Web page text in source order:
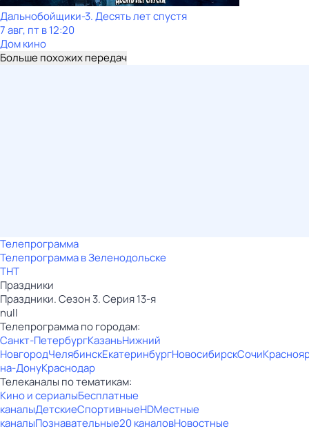
Дальнобойщики-3. Десять лет спустя
7 авг, пт в 12:20
Дом кино
Больше похожих передач
Телепрограмма
Телепрограмма в Зеленодольске
ТНТ
Праздники
Праздники. Сезон 3. Серия 13-я
null
Телепрограмма по городам:
Санкт-ПетербургКазаньНижний
НовгородЧелябинскЕкатеринбургНовосибирскСочи
на-ДонуКраснодар
Телеканалы по тематикам:
Кино и сериалыБесплатные
каналыДетскиеСпортивныеHDМестные
каналыПознавательные20 каналовНовостные